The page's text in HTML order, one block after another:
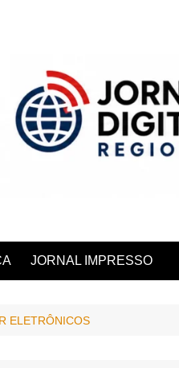
JORNAL IMPRESSO
ELETRÔNICOS